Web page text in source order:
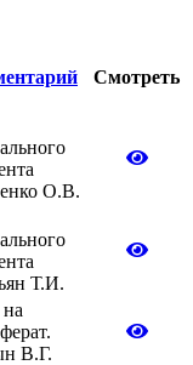
Смотреть
О.В.
Т.И.
В.Г.